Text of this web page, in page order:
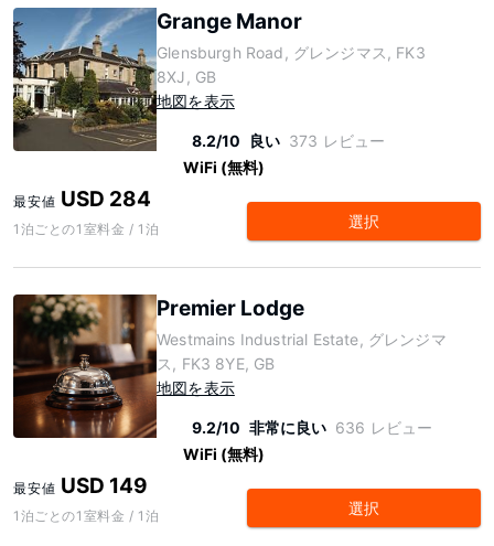
Grange Manor
Glensburgh Road, グレンジマス, FK3
8XJ, GB
地図を表示
8.2/10 良い 373 レビュー
WiFi (無料)
最安値 USD 284
1泊ごとの1室料金 / 1泊 選択
Premier Lodge
Westmains Industrial Estate, グレンジマ
ス, FK3 8YE, GB
地図を表示
9.2/10 非常に良い 636 レビュー
WiFi (無料)
最安値 USD 149
1泊ごとの1室料金 / 1泊 選択